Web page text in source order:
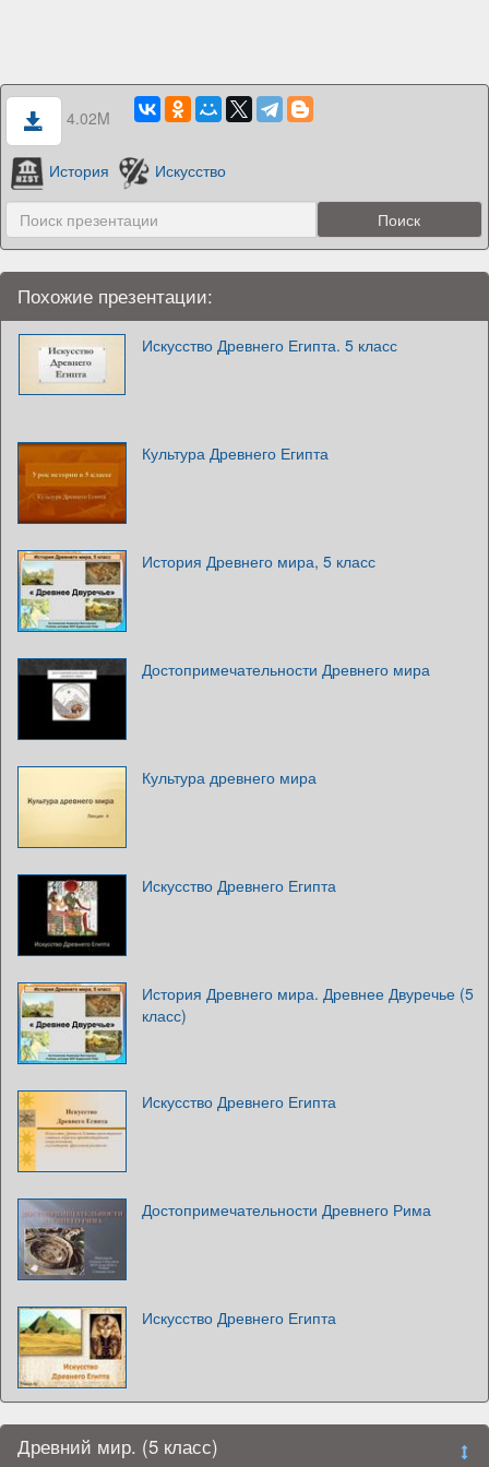
4.02M
История Искусство
Похожие презентации:
Искусство Древнего Египта. 5 класс
Культура Древнего Египта
История Древнего мира, 5 класс
Достопримечательности Древнего мира
Культура древнего мира
Искусство Древнего Египта
История Древнего мира. Древнее Двуречье (5
класс)
Искусство Древнего Египта
Достопримечательности Древнего Рима
Искусство Древнего Египта
Древний мир. (5 класс)